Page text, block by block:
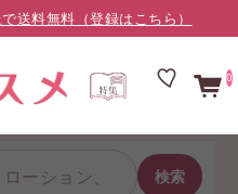
0
検索
送料無料（登録はこちら）